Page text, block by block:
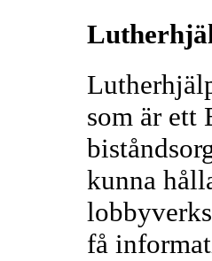
som är ett
kunna
få